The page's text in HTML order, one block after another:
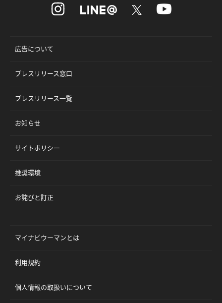
広告について
プレスリリース窓口
プレスリリース一覧
お知らせ
サイトポリシー
推奨環境
お詫びと訂正
マイナビウーマンとは
利用規約
個人情報の取扱いについて